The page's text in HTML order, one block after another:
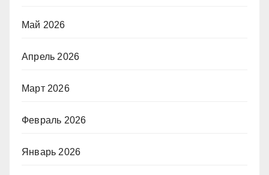
Май 2026
Апрель 2026
Март 2026
Февраль 2026
Январь 2026